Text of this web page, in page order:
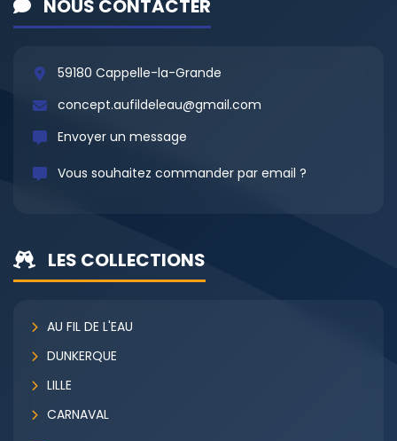
NOUS CONTACTER
59180 Cappelle-la-Grande
concept.aufildeleau@gmail.com
Envoyer un message
Vous souhaitez commander par email ?
LES COLLECTIONS
AU FIL DE L'EAU
DUNKERQUE
LILLE
CARNAVAL